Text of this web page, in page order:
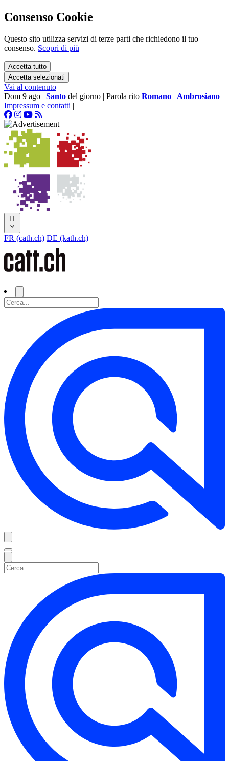
Consenso Cookie
Questo sito utilizza servizi di terze parti che richiedono il tuo
consenso. Scopri di più
Accetta tutto
Accetta selezionati
Vai al contenuto
Dom 9 ago | Santo del giorno | Parola rito Romano | Ambrosiano
Impressum e contatti |
IT
FR (cath.ch) DE (kath.ch)